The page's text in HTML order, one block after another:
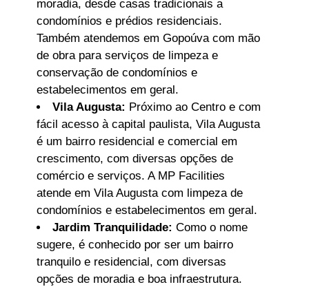
moradia, desde casas tradicionais a
condomínios e prédios residenciais.
Também atendemos em Gopoúva com mão
de obra para serviços de limpeza e
conservação de condomínios e
estabelecimentos em geral.
Vila Augusta: Próximo ao Centro e com
fácil acesso à capital paulista, Vila Augusta
é um bairro residencial e comercial em
crescimento, com diversas opções de
comércio e serviços. A MP Facilities
atende em Vila Augusta com limpeza de
condomínios e estabelecimentos em geral.
Jardim Tranquilidade: Como o nome
sugere, é conhecido por ser um bairro
tranquilo e residencial, com diversas
opções de moradia e boa infraestrutura.